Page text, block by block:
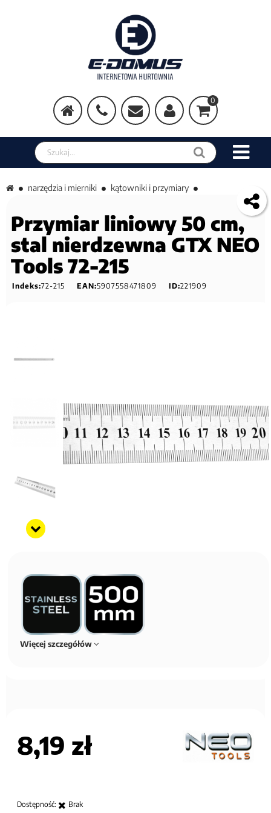
0
Szukaj w sklepie
narzędzia i mierniki kątowniki i przymiary
Przymiar liniowy 50 cm,
stal nierdzewna GTX NEO
Tools 72-215
Indeks:72-215 EAN:5907558471809 ID:221909
Więcej szczegółów
8,19 zł
Dostępność: Brak